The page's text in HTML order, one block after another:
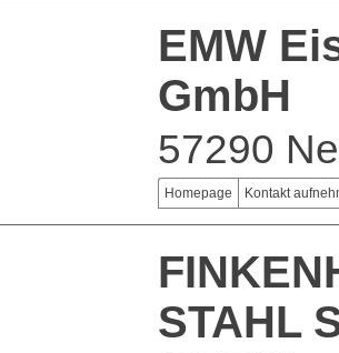
EMW
GmbH
57290
Homepage Kontakt
STAHL